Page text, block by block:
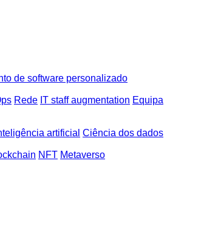
de software personalizado
Rede IT staff augmentation Equipa
artificial Ciência dos dados
NFT Metaverso